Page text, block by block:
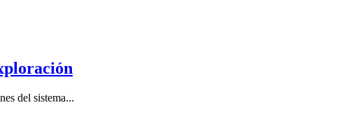
del sistema...